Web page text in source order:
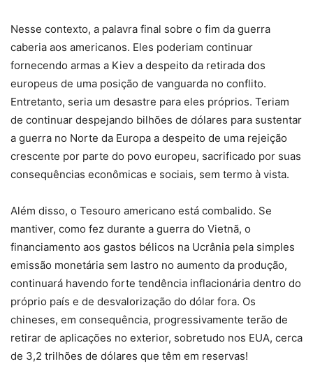
Nesse contexto, a palavra final sobre o fim da guerra
caberia aos americanos. Eles poderiam continuar
fornecendo armas a Kiev a despeito da retirada dos
europeus de uma posição de vanguarda no conflito.
Entretanto, seria um desastre para eles próprios. Teriam
de continuar despejando bilhões de dólares para sustentar
a guerra no Norte da Europa a despeito de uma rejeição
crescente por parte do povo europeu, sacrificado por suas
consequências econômicas e sociais, sem termo à vista.
Além disso, o Tesouro americano está combalido. Se
mantiver, como fez durante a guerra do Vietnã, o
financiamento aos gastos bélicos na Ucrânia pela simples
emissão monetária sem lastro no aumento da produção,
continuará havendo forte tendência inflacionária dentro do
próprio país e de desvalorização do dólar fora. Os
chineses, em consequência, progressivamente terão de
retirar de aplicações no exterior, sobretudo nos EUA, cerca
de 3,2 trilhões de dólares que têm em reservas!